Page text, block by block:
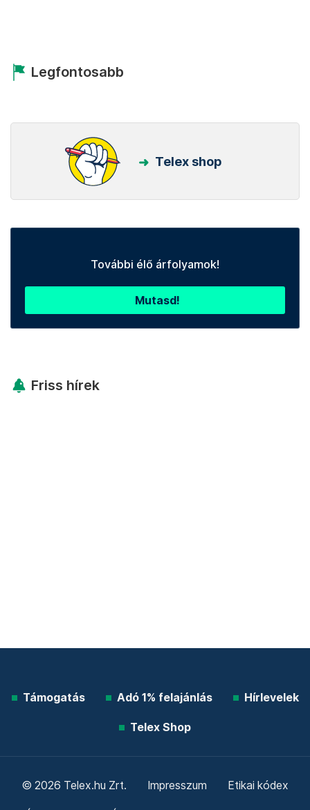
Legfontosabb
Telex shop
További élő árfolyamok!
Mutasd!
Friss hírek
Támogatás Adó 1% felajánlás Hírlevelek
Telex Shop
© 2026 Telex.hu Zrt. Impresszum Etikai kódex